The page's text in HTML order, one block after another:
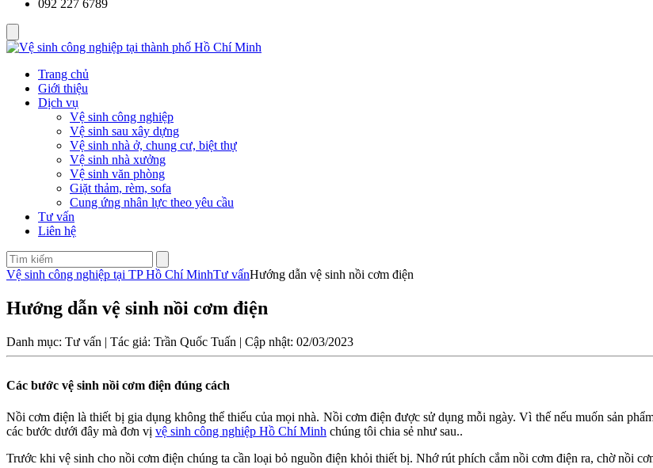
092 227 6789
Trang chủ
Giới thiệu
Dịch vụ
Vệ sinh công nghiệp
Vệ sinh sau xây dựng
Vệ sinh nhà ở, chung cư, biệt thự
Vệ sinh nhà xưởng
Vệ sinh văn phòng
Giặt thảm, rèm, sofa
Cung ứng nhân lực theo yêu cầu
Tư vấn
Liên hệ
Vệ sinh công nghiệp tại TP Hồ Chí MinhTư vấnHướng dẫn vệ sinh nồi cơm điện
Hướng dẫn vệ sinh nồi cơm điện
Danh mục: Tư vấn | Tác giả: Trần Quốc Tuấn | Cập nhật: 02/03/2023
Các bước vệ sinh nồi cơm điện đúng cách
Nồi cơm điện là thiết bị gia dụng không thể thiếu của mọi nhà. Nồi cơm điện được sử dụng mỗi ngày. Vì thế nếu muốn sản
các bước dưới đây mà đơn vị vệ sinh công nghiệp Hồ Chí Minh chúng tôi chia sẻ như sau..
Trước khi vệ sinh cho nồi cơm điện chúng ta cần loại bỏ nguồn điện khỏi thiết bị. Nhớ rút phích cắm nồi cơm điện ra, chờ nồi